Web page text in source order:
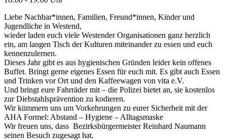
Liebe Nachbar*innen, Familien, Freund*innen, Kinder und
Jugendliche in Westend,
wieder laden euch viele Westender Organisationen ganz herzlich
ein, am langen Tisch der Kulturen miteinander zu essen und euch
kennenzulernen.
Dieses Jahr gibt es aus hygienischen Gründen leider kein offenes
Buffet. Bringt gerne eigenes Essen für euch mit. Es gibt auch Essen
und Trinken vor Ort und den Kaffeewagen von vita e.V.
Und bringt eure Fahrräder mit – die Polizei bietet an, sie kostenlos
zur Diebstahlsprävention zu kodieren.
Wir kümmern uns um Vorkehrungen zu eurer Sicherheit mit der
AHA Formel: Abstand – Hygiene – Alltagsmaske
Wir freuen uns, dass Bezirksbürgermeister Reinhard Naumann
seinen Besuch zugesagt hat.